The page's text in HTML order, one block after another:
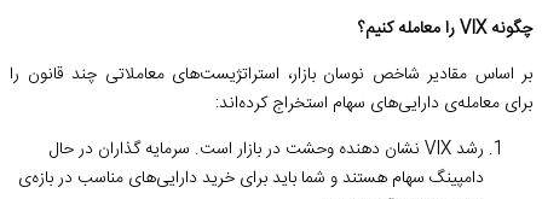
چگونه VIX را معامله کنیم؟
بر اساس مقادیر شاخص نوسان بازار، استراتژیست‌های معاملاتی چند قانون را
برای معامله‌ی دارایی‌های سهام استخراج کرده‌اند:
رشد VIX نشان دهنده وحشت در بازار است. سرمایه گذاران در حال
دامپینگ سهام هستند و شما باید برای خرید دارایی‌های مناسب در بازه‌ی